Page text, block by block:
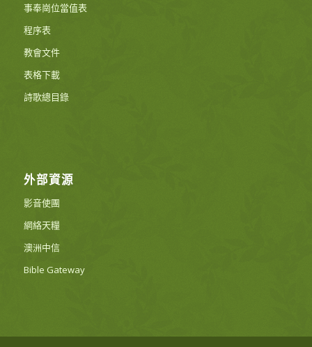
事奉崗位當值表
程序表
教會文件
表格下載
詩歌總目錄
外部資源
影音使團
網絡天糧
澳洲中信
Bible Gateway